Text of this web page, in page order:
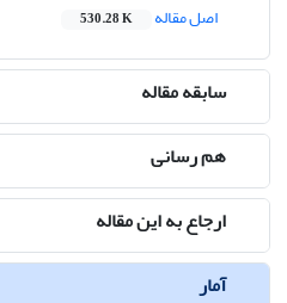
اصل مقاله
530.28 K
سابقه مقاله
هم رسانی
ارجاع به این مقاله
آمار